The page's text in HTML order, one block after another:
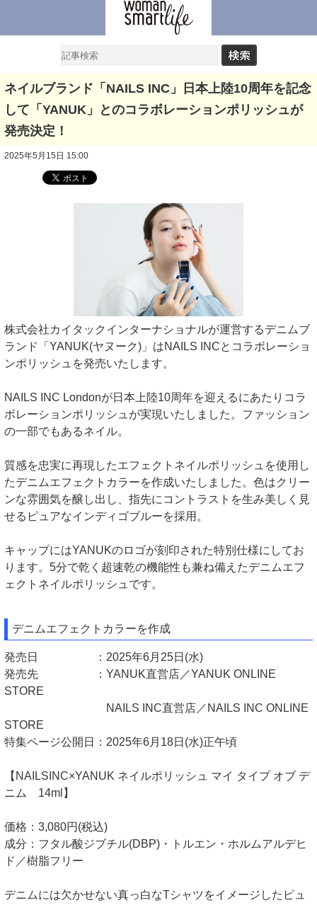
ネイルブランド「NAILS INC」日本上陸10周年を記念
して「YANUK」とのコラボレーションポリッシュが
発売決定！
2025年5月15日 15:00
株式会社カイタックインターナショナルが運営するデニムブ
ランド「YANUK(ヤヌーク)」はNAILS INCとコラボレーショ
ンポリッシュを発売いたします。
NAILS INC Londonが日本上陸10周年を迎えるにあたりコラ
ボレーションポリッシュが実現いたしました。ファッション
の一部でもあるネイル。
質感を忠実に再現したエフェクトネイルポリッシュを使用し
たデニムエフェクトカラーを作成いたしました。色はクリー
ンな雰囲気を醸し出し、指先にコントラストを生み美しく見
せるピュアなインディゴブルーを採用。
キャップにはYANUKのロゴが刻印された特別仕様にしてお
ります。5分で乾く超速乾の機能性も兼ね備えたデニムエフ
ェクトネイルポリッシュです。
デニムエフェクトカラーを作成
発売日 ：2025年6月25日(水)
発売先 ：YANUK直営店／YANUK ONLINE
STORE
NAILS INC直営店／NAILS INC ONLINE
STORE
特集ページ公開日：2025年6月18日(水)正午頃
【NAILSINC×YANUK ネイルポリッシュ マイ タイプ オブ デ
ニム 14ml】
価格：3,080円(税込)
成分：フタル酸ジブチル(DBP)・トルエン・ホルムアルデヒ
ド／樹脂フリー
デニムには欠かせない真っ白なTシャツをイメージしたピュ